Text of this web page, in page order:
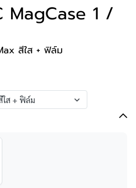
MagCase 1 /
สีใส + ฟิล์ม
ใส + ฟิล์ม